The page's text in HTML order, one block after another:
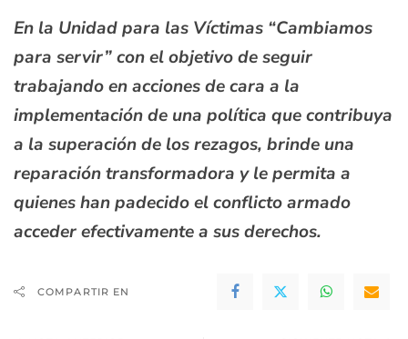
En la Unidad para las Víctimas “Cambiamos
para servir” con el objetivo de seguir
trabajando en acciones de cara a la
implementación de una política que contribuya
a la superación de los rezagos, brinde una
reparación transformadora y le permita a
quienes han padecido el conflicto armado
acceder efectivamente a sus derechos.
COMPARTIR EN